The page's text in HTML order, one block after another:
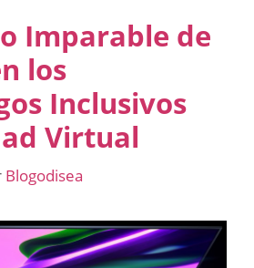
Imparable de
los
Inclusivos
Virtual
Blogodisea